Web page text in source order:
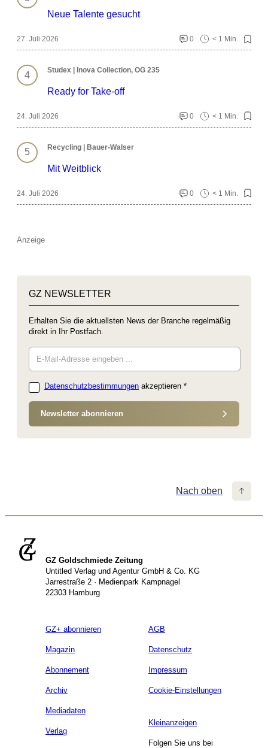
Neue Talente gesucht
27. Juli 2026 0 < 1 Min.
Studex | Inova Collection, OG 235
Ready for Take-off
24. Juli 2026 0 < 1 Min.
Recycling | Bauer-Walser
Mit Weitblick
24. Juli 2026 0 < 1 Min.
Anzeige
GZ NEWSLETTER
Erhalten Sie die aktuellsten News der Branche regelmäßig
direkt in Ihr Postfach.
Datenschutzbestimmungen akzeptieren *
Newsletter abonnieren
Nach oben
GZ Goldschmiede Zeitung
Untitled Verlag und Agentur GmbH & Co. KG
Jarrestraße 2 · Medienpark Kampnagel
22303 Hamburg
GZ+ abonnieren
Magazin
Abonnement
Archiv
Mediadaten
Verlag
AGB
Datenschutz
Impressum
Cookie-Einstellungen
Kleinanzeigen
Folgen Sie uns bei